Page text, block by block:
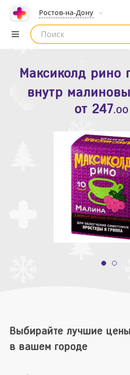
Ростов-на-Дону
Список аптек
Максиколд рино
внутр
от 247.00
Зодак таб.
от109.80
Выбирайте лучшие
в вашем городе